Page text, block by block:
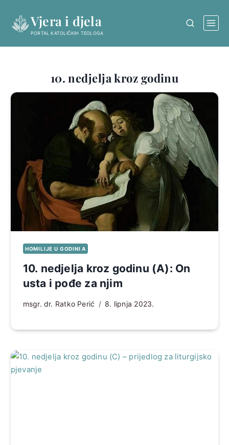
content
Vjera i djela
PORTAL KATOLIČKIH TEOLOGA
10. nedjelja kroz godinu
HOMILIJE U GODINI A
10. nedjelja kroz godinu (A): On
usta i pođe za njim
msgr. dr. Ratko Perić 8. lipnja 2023.